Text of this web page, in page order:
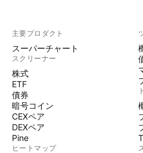
主要プロダクト
スーパーチャート
スクリーナー
株式
ETF
債券
暗号コイン
CEXペア
DEXペア
Pine
ヒートマップ